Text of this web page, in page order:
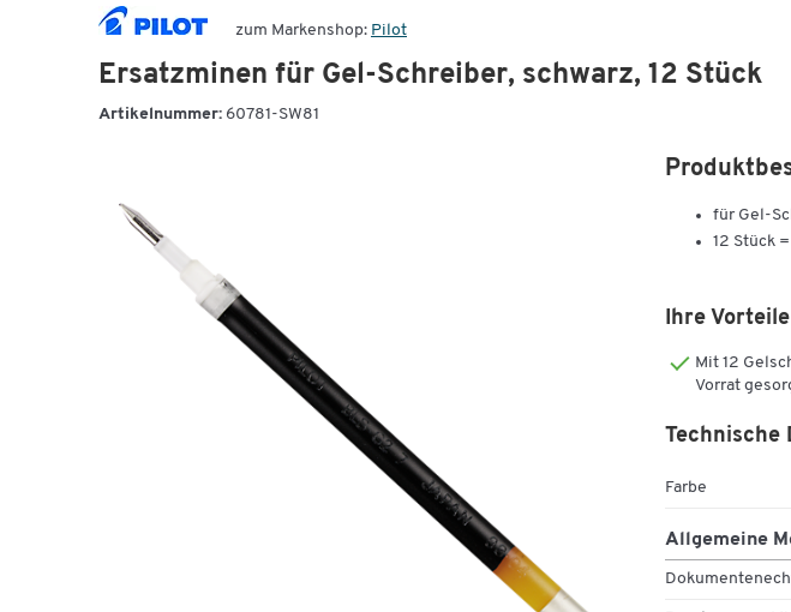
zum Markenshop: Pilot
Ersatzminen für Gel-Schreiber, schwarz, 12 Stück
Artikelnummer: 60781-SW81
für Gel-
12 Stück
Ihre Vorteile
Mit 12
Vorrat
Technische
Farbe
Allgemeine